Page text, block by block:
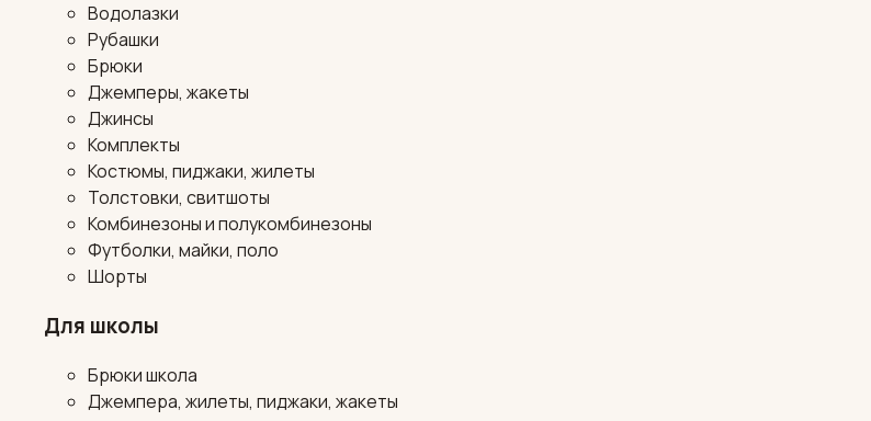
Водолазки
Рубашки
Брюки
Джемперы, жакеты
Джинсы
Комплекты
Костюмы, пиджаки, жилеты
Толстовки, свитшоты
Комбинезоны и полукомбинезоны
Футболки, майки, поло
Шорты
Для школы
Брюки школа
Джемпера, жилеты, пиджаки, жакеты